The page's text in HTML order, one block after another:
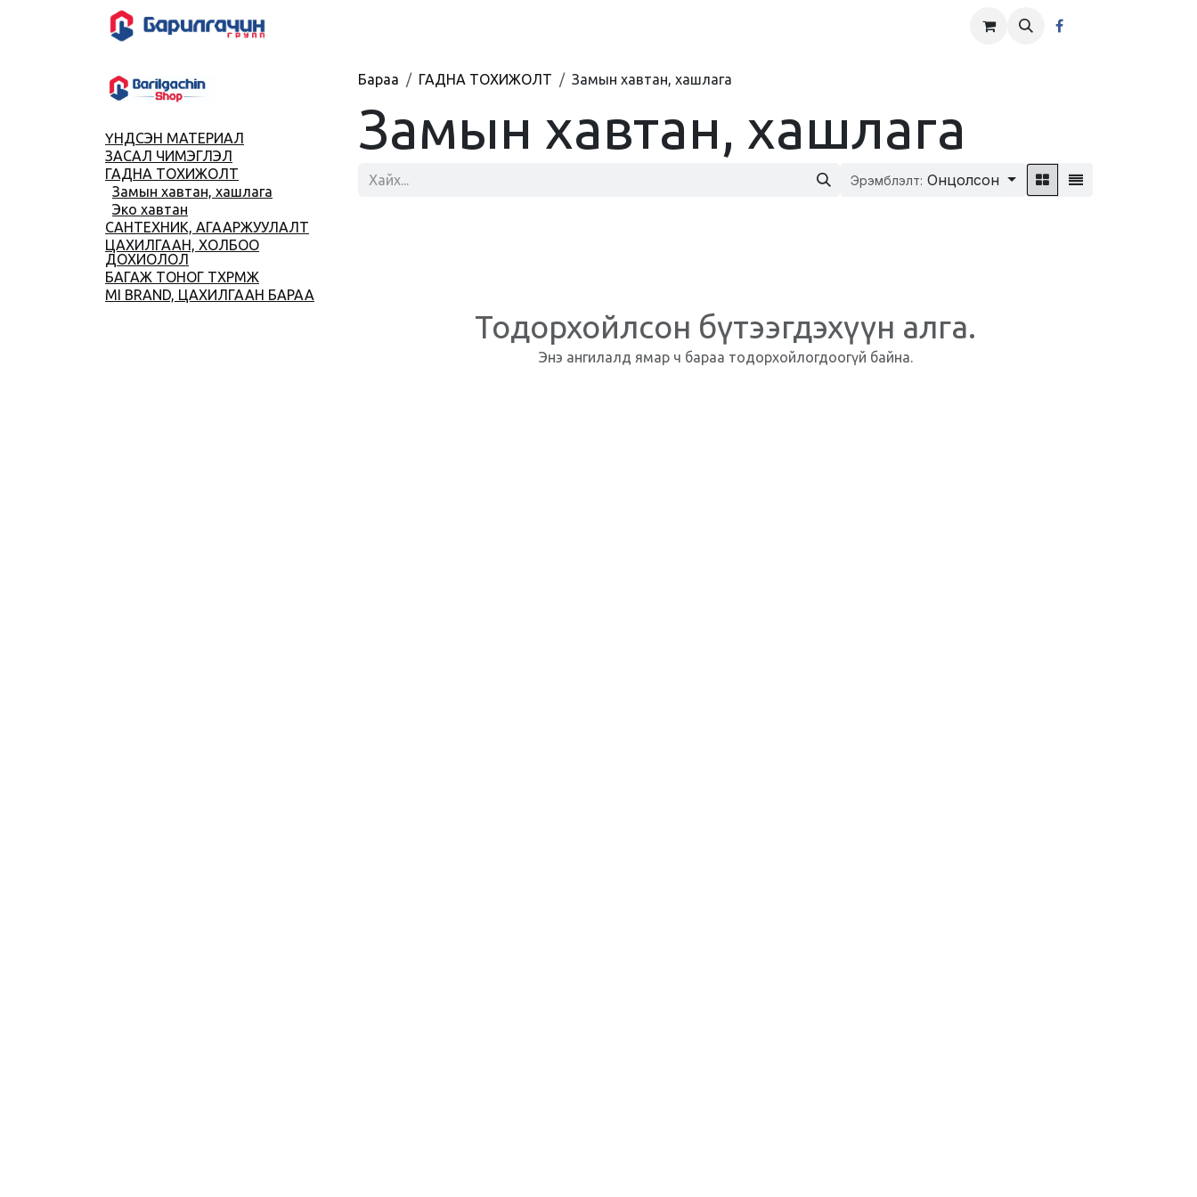
ҮНДСЭН МАТЕРИАЛ
ЗАСАЛ ЧИМЭГЛЭЛ
ГАДНА ТОХИЖОЛТ
Замын хавтан, хашлага
Эко хавтан
САНТЕХНИК, АГААРЖУУЛАЛТ
ЦАХИЛГААН, ХОЛБОО
ДОХИОЛОЛ
БАГАЖ ТОНОГ ТӨХӨӨРӨМЖ
MI BRAND, ЦАХИЛГААН БАРАА
Бараа ГАДНА ТОХИЖОЛТ Замын хавтан, хашлага
Замын хавтан, хашлага
Эрэмблэлт: Онцолсон
Тодорхойлсон бүтээгдэхүүн алга.
Энэ ангилалд ямар ч бараа тодорхойлогдоогүй байна.